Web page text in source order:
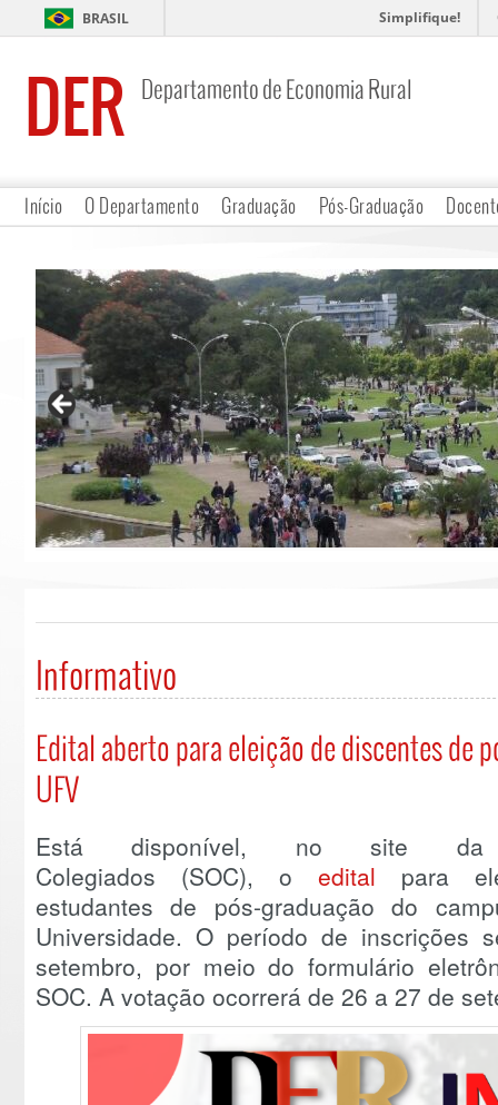
BRASIL Simplifique!
DER Departamento de Economia Rural
Início O Departamento Graduação Pós-Graduação
Informativo
Edital aberto para eleição de discentes de
UFV
Está disponível, no site da
Colegiados (SOC), o edital para
estudantes de pós-graduação do
Universidade. O período de
setembro, por meio do formulário
SOC. A votação ocorrerá de 26 a 27 de